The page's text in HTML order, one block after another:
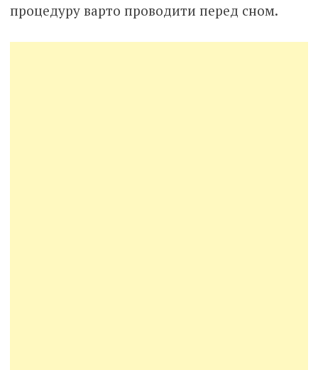
процедуру варто проводити перед сном.